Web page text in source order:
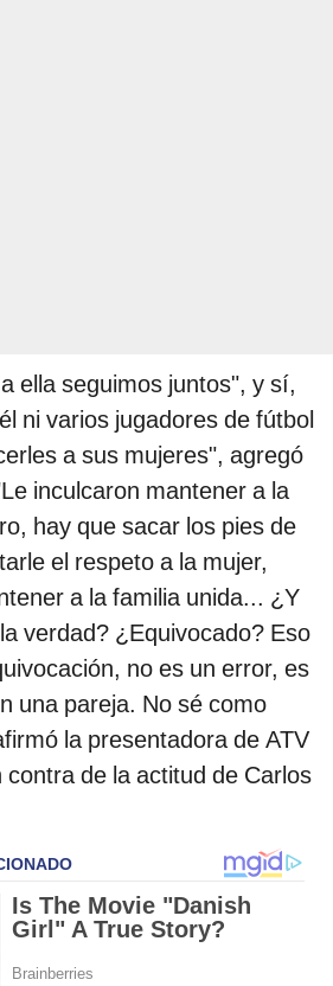
ella seguimos juntos", y sí,
ni varios jugadores de fútbol
a sus mujeres", agregó
inculcaron mantener a la
hay que sacar los pies de
el respeto a la mujer,
a la familia unida... ¿Y
verdad? ¿Equivocado? Eso
no es un error, es
una pareja. No sé como
la presentadora de ATV
de la actitud de Carlos